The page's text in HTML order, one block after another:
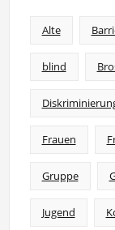
Alte
blind
Frauen
Gruppe
Jugend